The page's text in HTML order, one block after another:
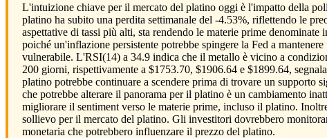
L'intuizione chiave per il mercato del platino oggi è l'impatto della
platino ha subito una perdita settimanale del -4.53%, riflettendo le
aspettative di tassi più alti, sta rendendo le materie prime
poiché un'inflazione persistente potrebbe spingere la Fed a
vulnerabile. L'RSI(14) a 34.9 indica che il metallo è vicino a
200 giorni, rispettivamente a $1753.70, $1906.64 e $1899.64,
platino potrebbe continuare a scendere prima di trovare un supporto
che potrebbe alterare il panorama per il platino è un cambiamento
migliorare il sentiment verso le materie prime, incluso il platino.
sollievo per il mercato del platino. Gli investitori dovrebbero
monetaria che potrebbero influenzare il prezzo del platino.